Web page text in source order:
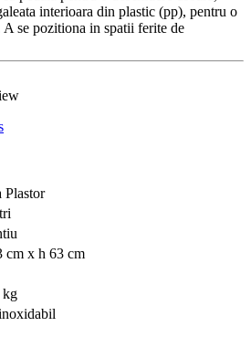
interioara din plastic (pp), pentru o
A se pozitiona in spatii ferite de
Plastor
cm x h 63 cm
kg